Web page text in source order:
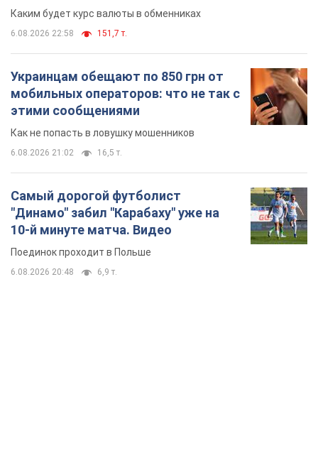
Каким будет курс валюты в обменниках
6.08.2026 22:58 151,7 т.
Украинцам обещают по 850 грн от
мобильных операторов: что не так с
этими сообщениями
Как не попасть в ловушку мошенников
6.08.2026 21:02 16,5 т.
Самый дорогой футболист
"Динамо" забил "Карабаху" уже на
10-й минуте матча. Видео
Поединок проходит в Польше
6.08.2026 20:48 6,9 т.